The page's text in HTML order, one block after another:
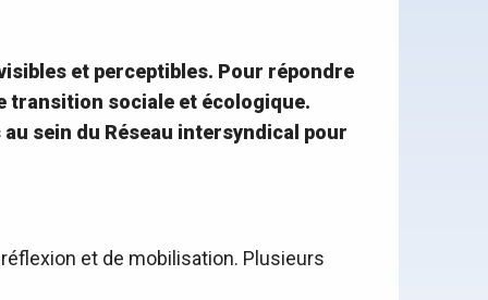
et perceptibles. Pour répondre
transition sociale et écologique.
sein du Réseau intersyndical pour
et de mobilisation. Plusieurs